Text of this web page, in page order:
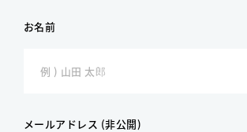
お名前
メールアドレス (非公開)